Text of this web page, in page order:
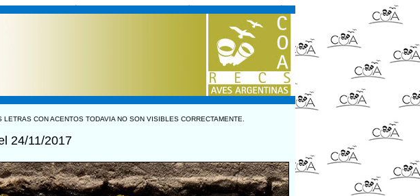
CON ACENTOS TODAVIA NO SON VISIBLES CORRECTAMENTE.
24/11/2017